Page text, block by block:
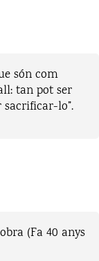
són com
tan pot ser
lo”.
(Fa 40 anys